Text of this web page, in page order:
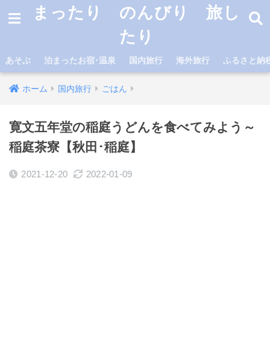
まったり のんびり 旅し
たり
あそぶ 泊まったお宿･温泉 国内旅行 海外旅行 ふるさと納
ホーム 国内旅行 ごはん
寛文五年堂の稲庭うどんを食べてみよう～
稲庭茶寮【秋田･稲庭】
2021-12-20 2022-01-09